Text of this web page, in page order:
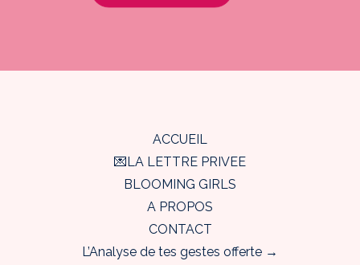
ACCUEIL
💌LA LETTRE PRIVEE
BLOOMING GIRLS
A PROPOS
CONTACT
L’Analyse de tes gestes offerte →